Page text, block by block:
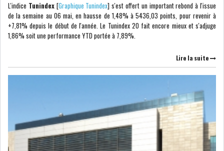
L'indice Tunindex[Graphique Tunindex] s'est offert un important rebond à l'issue
de la semaine au 06 mai, en hausse de 1,48% à 5436,03 points, pour revenir à
+7,81% depuis le début de l'année. Le Tunindex 20 fait encore mieux et s'adjuge
1,86% soit une performance YTD portée à 7,89%.
Lire la suite